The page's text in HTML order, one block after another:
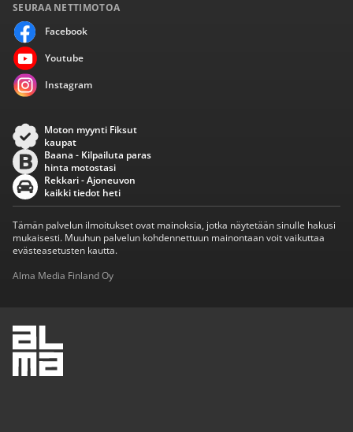
SEURAA NETTIMOTOA
Facebook
Youtube
Instagram
Moton myynti Fiksut
kaupat
Baana - Kilpailuta paras
hinta motostasi
Rekkari - Ajoneuvon
kaikki tiedot heti
Tämän palvelun ilmoitukset ovat mainoksia, jotka näytetään sinulle hakusi
mukaisesti. Muuhun palvelun kohdennettuun mainontaan voit vaikuttaa
evästeasetusten kautta.
Alma Media Finland Oy